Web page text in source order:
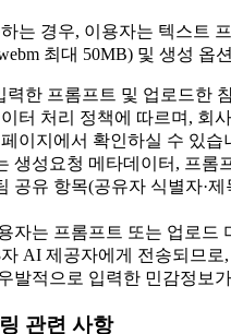
는 경우, 이용자는 텍스트
최대 50MB) 및 생성
력한 프롬프트 및 업로드한
터 처리 정책에 따르며, 회
페이지에서 확인하실 수 있습
생성요청 메타데이터, 프롬
공유 항목(공유자 식별자·
자는 프롬프트 또는 업로드
AI 제공자에게 전송되므
발적으로 입력한 민감정보
관련 사항